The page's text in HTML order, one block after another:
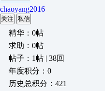
chaoyang2016
关注 私信
精华：0帖
求助：0帖
帖子：1帖 | 38回
年度积分：0
历史总积分：421